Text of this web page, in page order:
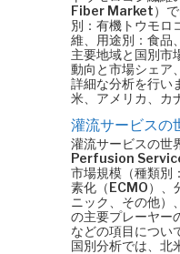
Fiber Market）で
別：有機トウモロ
維、用途別：食品
主要地域と国別市
動向と市場シェア
詳細な分析を行い
米、アメリカ、カ
灌流サービス
灌流サービスの世
Perfusion
市場規模（種類別
素化（ECMO）、
ニック、その他）
の主要プレーヤー
などの項目につい
国別分析では、北